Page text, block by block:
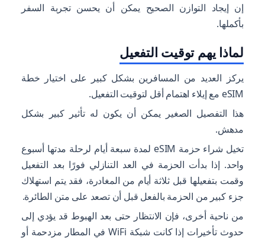
إن إيجاد التوازن الصحيح يمكن أن يحسن تجربة السفر
بأكملها.
لماذا يهم توقيت التفعيل
يركز العديد من المسافرين بشكل كبير على اختيار خطة
eSIM مع إيلاء اهتمام أقل لتوقيت التفعيل.
هذا التفصيل الصغير يمكن أن يكون له تأثير كبير بشكل
مدهش.
تخيل شراء حزمة eSIM لمدة سبعة أيام لرحلة مدتها أسبوع
واحد. إذا بدأت الحزمة في العد التنازلي فورًا بعد التفعيل
وقمت بتفعيلها قبل ثلاثة أيام من المغادرة، فقد يتم استهلاك
جزء كبير من الحزمة بالفعل قبل أن تصعد على متن الطائرة.
من ناحية أخرى، فإن الانتظار حتى بعد الهبوط قد يؤدي إلى
حدوث تأخيرات إذا كانت شبكة WiFi في المطار مزدحمة أو